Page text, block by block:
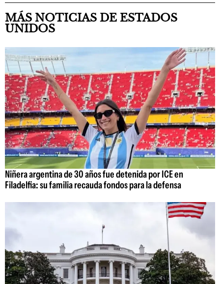
MÁS NOTICIAS DE ESTADOS
UNIDOS
Niñera argentina de 30 años fue detenida por ICE en
Filadelfia: su familia recauda fondos para la defensa